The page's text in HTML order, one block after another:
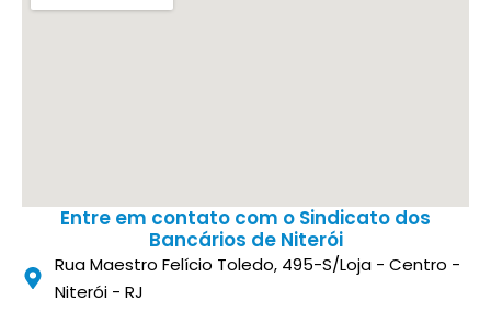
Entre em contato com o Sindicato dos
Bancários de Niterói
Rua Maestro Felício Toledo, 495-S/Loja - Centro -
Niterói - RJ